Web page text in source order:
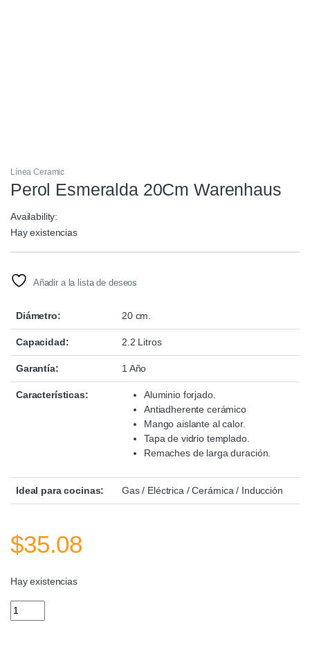
Línea Ceramic
Perol Esmeralda 20Cm Warenhaus
Availability:
Hay existencias
Añadir a la lista de deseos
Diámetro: 20 cm.
Capacidad: 2.2 Litros
Garantía: 1 Año
Características:
Aluminio forjado.
Antiadherente cerámico
Mango aislante al calor.
Tapa de vidrio templado.
Remaches de larga duración.
Ideal para cocinas: Gas / Eléctrica / Cerámica / Inducción
$35.08
Hay existencias
Perol Esmeralda 20Cm Warenhaus quantity